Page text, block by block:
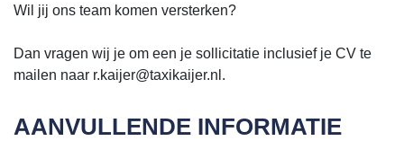
Wil jij ons team komen versterken?
Dan vragen wij je om een je sollicitatie inclusief je CV te
mailen naar r.kaijer@taxikaijer.nl.
AANVULLENDE INFORMATIE